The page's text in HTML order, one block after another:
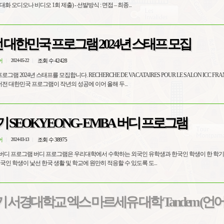
(언어 교환 중 5분-10분 대화 오디오나 비디오 1회 제출) - 선발방식 : 면접 – 최종...
한민국 프로그램 2024년 스태프 모집
2024-05-22 조회 수 42428
니다. RECHERCHE DE VACATAIRES POUR LE SALON ICC FRANCE - 3, 4 ET
2024 ICC 이머전 대한민국 프로그램이 작년의 성공에 이어 올해 두...
SEOKYEONG- EMBA 버디 프로그램
2024-03-13 조회 수 38975
인 유학생과 한국인 학생이 한 학기 동안 서로
인 학생이 낯선 한국 생활 및 학교에 원만히 적응할 수 있도록 도...
서경대학교 엑스 마르세유 대학 Tandem (언